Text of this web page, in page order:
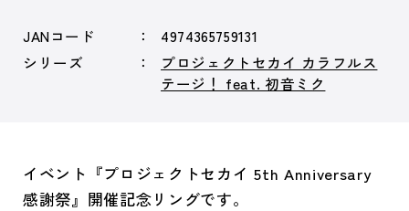
JANコード
4974365759131
シリーズ
プロジェクトセカイ カラフルス
テージ！ feat. 初音ミク
イベント『プロジェクトセカイ 5th Anniversary
感謝祭』開催記念リングです。